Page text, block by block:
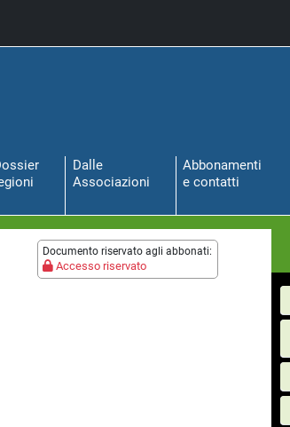
Dalle
Associazioni
Abbonamenti
e contatti
Documento riservato agli abbonati:
Accesso riservato